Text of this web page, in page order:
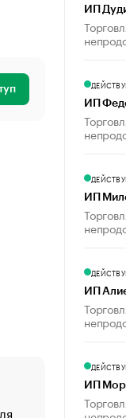
«От спорта
ИП
ИП
ИП
ИП
ИП